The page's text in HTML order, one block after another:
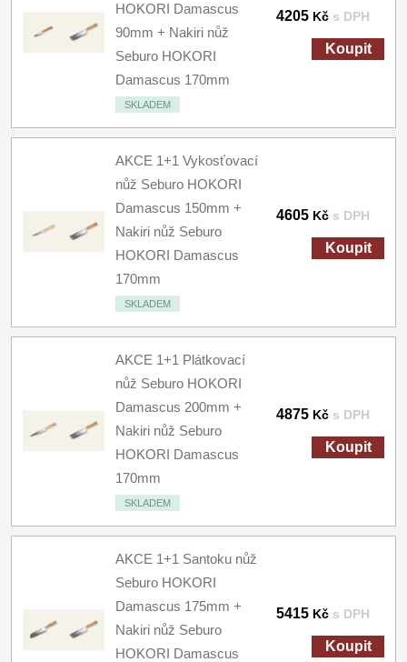
HOKORI Damascus
90mm + Nakiri nůž
Seburo HOKORI
Damascus 170mm
SKLADEM
4205 Kč s DPH
Koupit
AKCE 1+1 Vykosťovací
nůž Seburo HOKORI
Damascus 150mm +
Nakiri nůž Seburo
HOKORI Damascus
170mm
SKLADEM
4605 Kč s DPH
Koupit
AKCE 1+1 Plátkovací
nůž Seburo HOKORI
Damascus 200mm +
Nakiri nůž Seburo
HOKORI Damascus
170mm
SKLADEM
4875 Kč s DPH
Koupit
AKCE 1+1 Santoku nůž
Seburo HOKORI
Damascus 175mm +
Nakiri nůž Seburo
HOKORI Damascus
5415 Kč s DPH
Koupit